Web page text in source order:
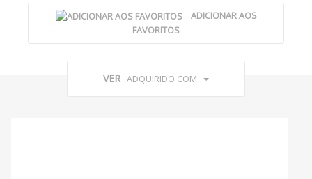
ADICIONAR AOS
FAVORITOS
VER ADQUIRIDO COM